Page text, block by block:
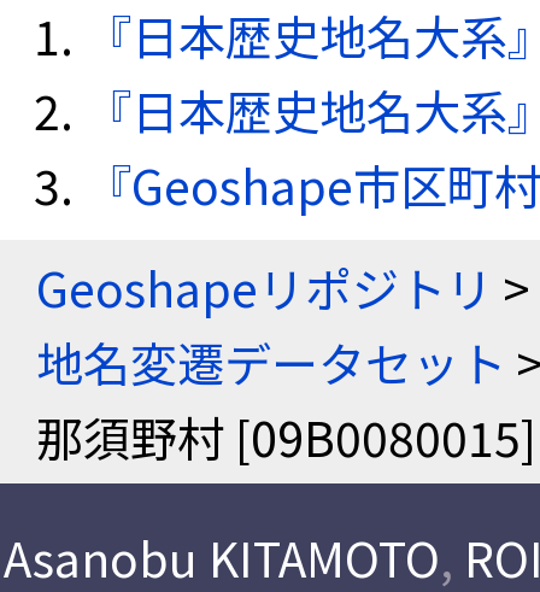
『日本歴史地名大
『日本歴史地名大
『Geoshape市区町
Geoshapeリポジトリ >
地名変遷データセット
那須野村 [09B0080015]
Asanobu KITAMOTO,